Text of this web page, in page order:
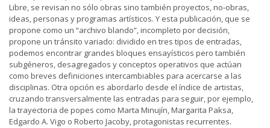
Libre, se revisan no sólo obras sino también proyectos, no-obras,
ideas, personas y programas artísticos. Y esta publicación, que se
propone como un “archivo blando”, incompleto por decisión,
propone un tránsito variado: dividido en tres tipos de entradas,
podemos encontrar grandes bloques ensayísticos pero también
subgéneros, desagregados y conceptos operativos que actúan
como breves definiciones intercambiables para acercarse a las
disciplinas. Otra opción es abordarlo desde el índice de artistas,
cruzando transversalmente las entradas para seguir, por ejemplo,
la trayectoria de popes como Marta Minujín, Margarita Paksa,
Edgardo A. Vigo o Roberto Jacoby, protagonistas recurrentes.